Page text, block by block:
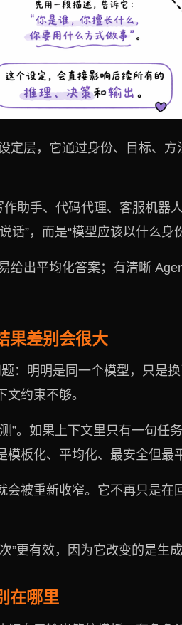
层，它通过身份、目标、方
助手、代码代理、客服机器
”，而是“模型应该以什么身
给出平均化答案；有清晰
果差别会很大
：明明是同一个模型，只是
约束不够。
”。如果上下文里只有一句任
板化、平均化、最安全但最
被重新收窄。它不再只是在
”更有效，因为它改变的是生
在哪里